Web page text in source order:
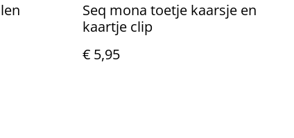
Seq mona toetje kaarsje en
kaartje clip
€ 5,95